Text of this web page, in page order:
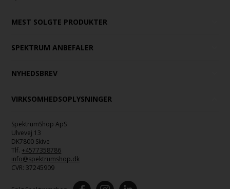
MEST SOLGTE PRODUKTER
SPEKTRUM ANBEFALER
NYHEDSBREV
VIRKSOMHEDSOPLYSNINGER
SpektrumShop ApS
Ulvevej 13
DK7800 Skive
Tlf. +4577358786
info@spektrumshop.dk
CVR: 37245909